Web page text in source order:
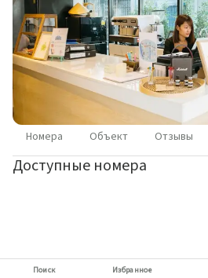
Номера Объект Отзывы
Доступные номера
Поиск Избранное